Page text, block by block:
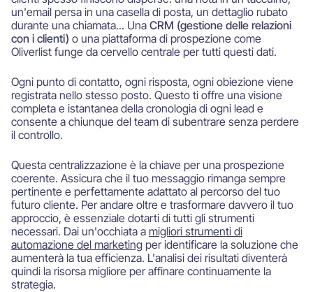
un'email persa in una casella di posta, un dettaglio rubato
durante una chiamata... Una CRM (gestione delle relazioni
con i clienti) o una piattaforma di prospezione come
Oliverlist funge da cervello centrale per tutti questi dati.
Ogni punto di contatto, ogni risposta, ogni obiezione viene
registrata nello stesso posto. Questo ti offre una visione
completa e istantanea della cronologia di ogni lead e
consente a chiunque del team di subentrare senza perdere
il controllo.
Questa centralizzazione è la chiave per una prospezione
coerente. Assicura che il tuo messaggio rimanga sempre
pertinente e perfettamente adattato al percorso del tuo
futuro cliente. Per andare oltre e trasformare davvero il tuo
approccio, è essenziale dotarti di tutti gli strumenti
necessari. Dai un'occhiata a migliori strumenti di
automazione del marketing per identificare la soluzione che
aumenterà la tua efficienza. L'analisi dei risultati diventerà
quindi la risorsa migliore per affinare continuamente la
strategia.